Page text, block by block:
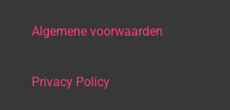
Algemene voorwaarden
Privacy Policy